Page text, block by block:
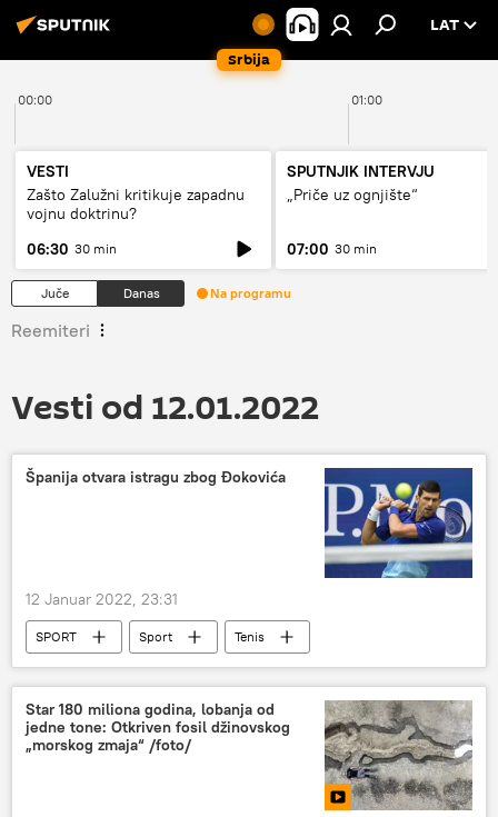
Srbija
LAT
00:00 01:00
VESTI
Zašto Zalužni kritikuje zapadnu
vojnu doktrinu?
06:30 30 min
SPUTNJIK INTERVJU
„Priče uz ognjište“
07:00 30 min
Juče Danas Na programu
Reemiteri
Vesti od 12.01.2022
Španija otvara istragu zbog Đokovića
12 Januar 2022, 23:31
SPORT Sport
Tenis
Novak Đoković
Australijan open 2022
Star 180 miliona godina, lobanja od
jedne tone: Otkriven fosil džinovskog
„morskog zmaja“ /foto/